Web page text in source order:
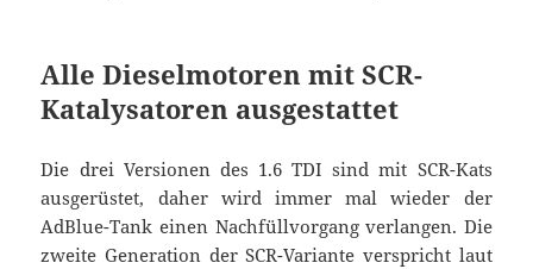
Alle Dieselmotoren mit SCR-
Katalysatoren ausgestattet
Die drei Versionen des 1.6 TDI sind mit SCR-Kats
ausgerüstet, daher wird immer mal wieder der
AdBlue-Tank einen Nachfüllvorgang verlangen. Die
zweite Generation der SCR-Variante verspricht laut